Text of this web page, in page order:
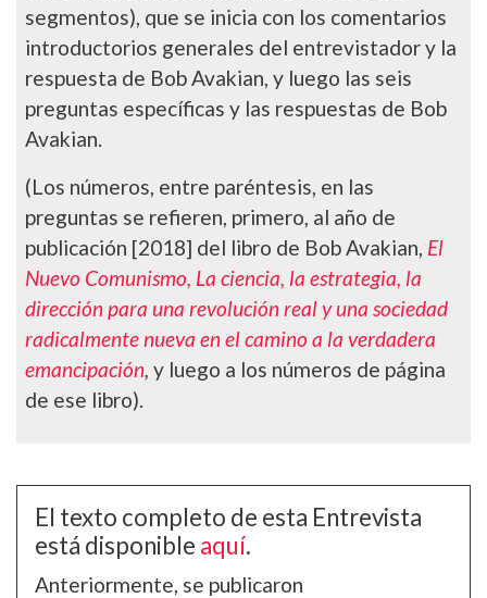
segmentos), que se inicia con los comentarios
introductorios generales del entrevistador y la
respuesta de Bob Avakian, y luego las seis
preguntas específicas y las respuestas de Bob
Avakian.
(Los números, entre paréntesis, en las
preguntas se refieren, primero, al año de
publicación [2018] del libro de Bob Avakian, El
Nuevo Comunismo, La ciencia, la estrategia, la
dirección para una revolución real y una sociedad
radicalmente nueva en el camino a la verdadera
emancipación,y luego a los números de página
de ese libro).
El texto completo de esta Entrevista
está disponible aquí.
Anteriormente, se publicaron